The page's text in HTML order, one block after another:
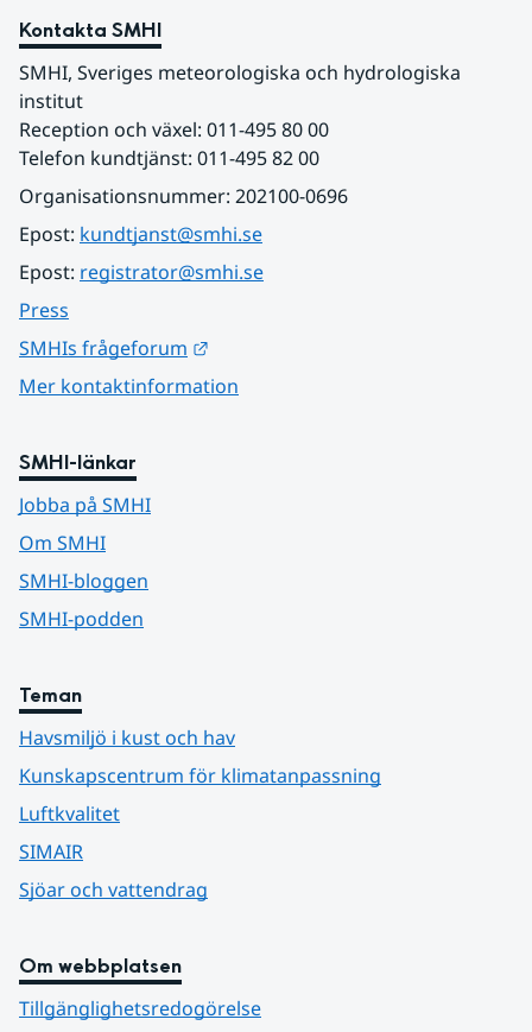
Kontakta SMHI
SMHI, Sveriges meteorologiska och hydrologiska
institut
Reception och växel: 011-495 80 00
Telefon kundtjänst: 011-495 82 00
Organisationsnummer: 202100-0696
Epost: kundtjanst@smhi.se
Epost: registrator@smhi.se
Press
SMHIs frågeforum
Mer kontaktinformation
SMHI-länkar
Jobba på SMHI
Om SMHI
SMHI-bloggen
SMHI-podden
Teman
Havsmiljö i kust och hav
Kunskapscentrum för klimatanpassning
Luftkvalitet
SIMAIR
Sjöar och vattendrag
Om webbplatsen
Tillgänglighetsredogörelse